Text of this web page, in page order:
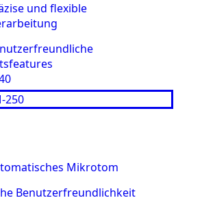
und flexible
Mikrotom
Benutzerfreundlichkeit